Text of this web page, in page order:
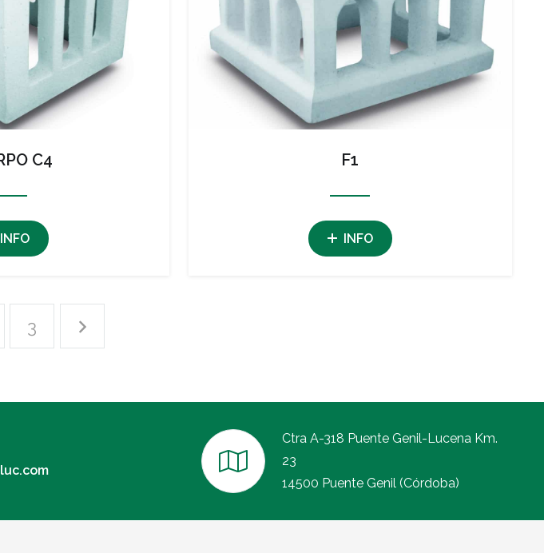
C4
INFO
F1
INFO
3
Ctra A-318 Puente Genil-Lucena Km.
23
14500 Puente Genil (Córdoba)